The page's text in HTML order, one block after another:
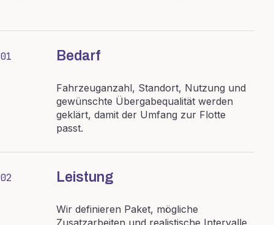
01 Bedarf
Fahrzeuganzahl, Standort, Nutzung und
gewünschte Übergabequalität werden
geklärt, damit der Umfang zur Flotte
passt.
02 Leistung
Wir definieren Paket, mögliche
Zusatzarbeiten und realistische Intervalle,